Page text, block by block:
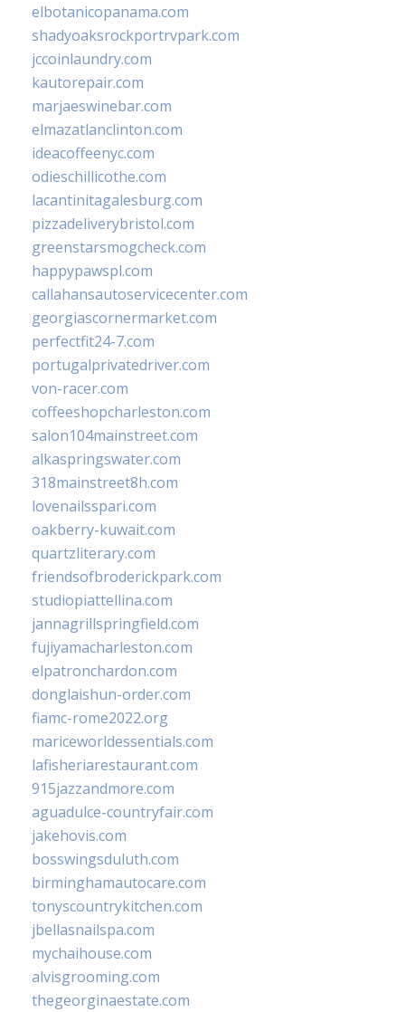
elbotanicopanama.com
shadyoaksrockportrvpark.com
jccoinlaundry.com
kautorepair.com
marjaeswinebar.com
elmazatlanclinton.com
ideacoffeenyc.com
odieschillicothe.com
lacantinitagalesburg.com
pizzadeliverybristol.com
greenstarsmogcheck.com
happypawspl.com
callahansautoservicecenter.com
georgiascornermarket.com
perfectfit24-7.com
portugalprivatedriver.com
von-racer.com
coffeeshopcharleston.com
salon104mainstreet.com
alkaspringswater.com
318mainstreet8h.com
lovenailsspari.com
oakberry-kuwait.com
quartzliterary.com
friendsofbroderickpark.com
studiopiattellina.com
jannagrillspringfield.com
fujiyamacharleston.com
elpatronchardon.com
donglaishun-order.com
fiamc-rome2022.org
mariceworldessentials.com
lafisheriarestaurant.com
915jazzandmore.com
aguadulce-countryfair.com
jakehovis.com
bosswingsduluth.com
birminghamautocare.com
tonyscountrykitchen.com
jbellasnailspa.com
mychaihouse.com
alvisgrooming.com
thegeorginaestate.com